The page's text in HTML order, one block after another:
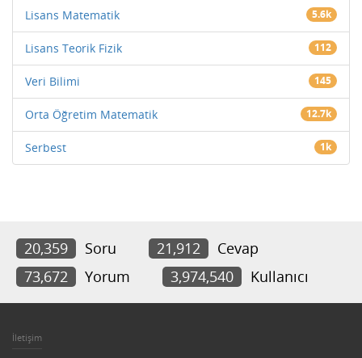
Lisans Matematik 5.6k
Lisans Teorik Fizik 112
Veri Bilimi 145
Orta Öğretim Matematik 12.7k
Serbest 1k
20,359 Soru 21,912
Cevap
73,672
Yorum 3,974,540 Kullanıcı
İletişim